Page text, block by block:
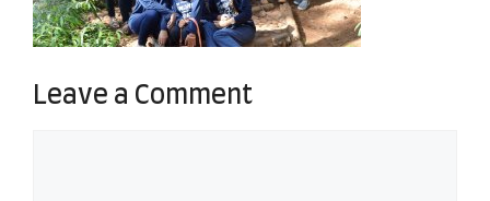
Leave a Comment